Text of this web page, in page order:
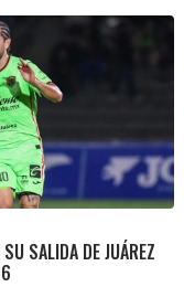
SALIDA DE JUÁREZ